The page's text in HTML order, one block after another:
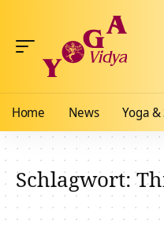
Home News Yoga
Schlagwort: